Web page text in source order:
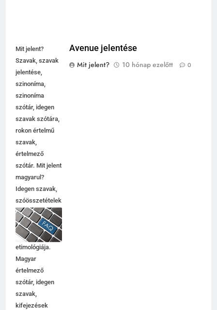
Mit jelent?
Szavak, szavak
jelentése,
szinoníma,
szinoníma
szótár, idegen
szavak szótára,
rokon értelmű
szavak,
értelmező
szótár. Mit jelent
magyarul?
Idegen szavak,
szóösszetételek
jelentése,
magyarázata,
használata,
etimológiája.
Magyar
értelmező
szótár, idegen
szavak,
kifejezések
Avenue jelentése
Mit jelent?
10 hónap ezelőtt 0